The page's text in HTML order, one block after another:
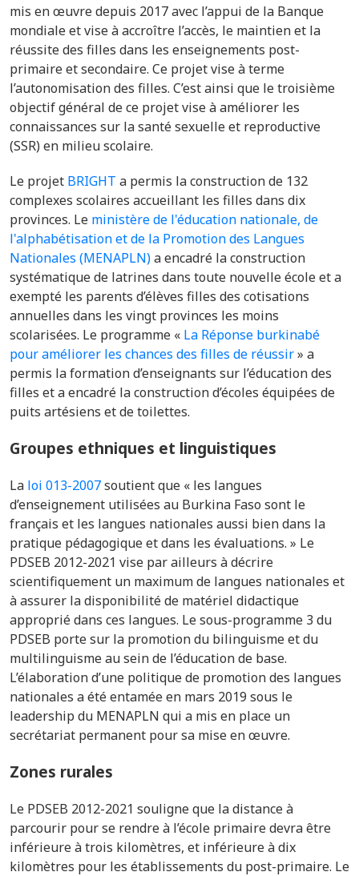
mis en œuvre depuis 2017 avec l’appui de la Banque
mondiale et vise à accroître l’accès, le maintien et la
réussite des filles dans les enseignements post-
primaire et secondaire. Ce projet vise à terme
l’autonomisation des filles. C’est ainsi que le troisième
objectif général de ce projet vise à améliorer les
connaissances sur la santé sexuelle et reproductive
(SSR) en milieu scolaire.
Le projet BRIGHT a permis la construction de 132
complexes scolaires accueillant les filles dans dix
provinces. Le ministère de l'éducation nationale, de
l'alphabétisation et de la Promotion des Langues
Nationales (MENAPLN)aencadré la construction
systématique de latrines dans toute nouvelle école et a
exempté les parents d’élèves filles des cotisations
annuelles dans les vingt provinces les moins
scolarisées. Le programme « La Réponse burkinabé
pour améliorer les chances des filles de réussir» a
permis la formation d’enseignants sur l’éducation des
filles et a encadré la construction d’écoles équipées de
puits artésiens et de toilettes.
Groupes ethniques et linguistiques
La loi 013-2007soutient que « les langues
d’enseignement utilisées au Burkina Faso sont le
français et les langues nationales aussi bien dans la
pratique pédagogique et dans les évaluations. » Le
PDSEB 2012-2021 vise par ailleurs à décrire
scientifiquement un maximum de langues nationales et
à assurer la disponibilité de matériel didactique
approprié dans ces langues. Le sous-programme 3 du
PDSEB porte sur la promotion du bilinguisme et du
multilinguisme au sein de l’éducation de base.
L’élaboration d’une politique de promotion des langues
nationales a été entamée en mars 2019 sous le
leadership du MENAPLN qui a mis en place un
secrétariat permanent pour sa mise en œuvre.
Zones rurales
Le PDSEB 2012-2021 souligne que la distance à
parcourir pour se rendre à l’école primaire devra être
inférieure à trois kilomètres, et inférieure à dix
kilomètres pour les établissements du post-primaire. Le